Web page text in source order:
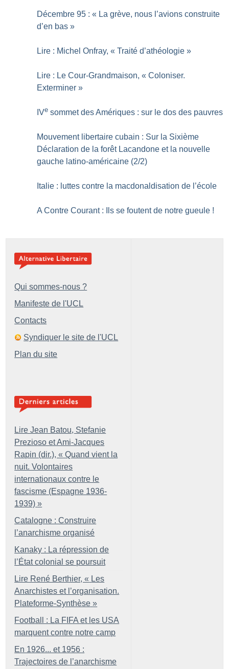
Décembre 95 : « La grève, nous l’avions construite
d’en bas »
Lire : Michel Onfray, « Traité d’athéologie »
Lire : Le Cour-Grandmaison, « Coloniser.
Exterminer »
IVe sommet des Amériques : sur le dos des pauvres
Mouvement libertaire cubain : Sur la Sixième
Déclaration de la forêt Lacandone et la nouvelle
gauche latino-américaine (2/2)
Italie : luttes contre la macdonaldisation de l’école
A Contre Courant : Ils se foutent de notre gueule !
Qui sommes-nous ?
Manifeste de l'UCL
Contacts
Syndiquer le site de l'UCL
Plan du site
Lire Jean Batou, Stefanie
Prezioso et Ami-Jacques
Rapin (dir.), « Quand vient la
nuit. Volontaires
internationaux contre le
fascisme (Espagne 1936-
1939) »
Catalogne : Construire
l’anarchisme organisé
Kanaky : La répression de
l’État colonial se poursuit
Lire René Berthier, « Les
Anarchistes et l’organisation.
Plateforme-Synthèse »
Football : La FIFA et les USA
marquent contre notre camp
En 1926... et 1956 :
Trajectoires de l’anarchisme